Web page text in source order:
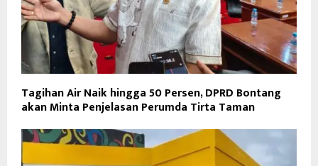
Tagihan Air Naik hingga 50 Persen, DPRD Bontang
akan Minta Penjelasan Perumda Tirta Taman